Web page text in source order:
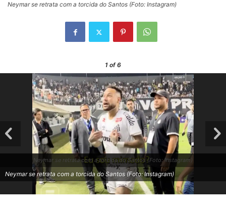
Neymar se retrata com a torcida do Santos (Foto: Instagram)
1 of 6
Neymar se retrata com a torcida do Santos (Foto: Instagram)
Neymar se retrata com a torcida do Santos (Foto: Instagram)